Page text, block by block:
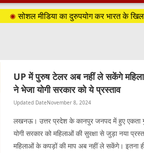
सोशल मीडिया का दुरुपयोग कर भारत के खिलाफ
UP में पुरुष टेलर अब नहीं ले सकेंगे
ने भेजा योगी सरकार को ये प्रस्ताव
Updated DateNovember 8, 2024
लखनऊ। उत्तर प्रदेश के कानपुर जनपद में हुए एकता
योगी सरकार को महिलाओं की सुरक्षा से जुड़ा नया
महिलाओं के कपड़ों की माप अब नहीं ले सकेंगे। इतना